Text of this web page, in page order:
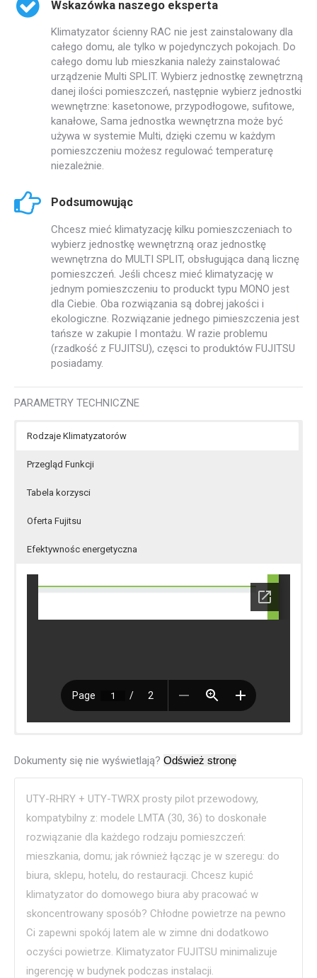
Wskazówka naszego eksperta
Klimatyzator ścienny RAC nie jest zainstalowany dla
całego domu, ale tylko w pojedynczych pokojach. Do
całego domu lub mieszkania należy zainstalować
urządzenie Multi SPLIT. Wybierz jednostkę zewnętrzną
danej ilości pomieszczeń, następnie wybierz jednostki
wewnętrzne: kasetonowe, przypodłogowe, sufitowe,
kanałowe, Sama jednostka wewnętrzna może być
używa w systemie Multi, dzięki czemu w każdym
pomieszczeniu możesz regulować temperaturę
niezależnie.
Podsumowując
Chcesz mieć klimatyzację kilku pomieszczeniach to
wybierz jednostkę wewnętrzną oraz jednostkę
wewnętrzna do MULTI SPLIT, obsługująca daną licznę
pomieszczeń. Jeśli chcesz mieć klimatyzację w
jednym pomieszczeniu to produckt typu MONO jest
dla Ciebie. Oba rozwiązania są dobrej jakości i
ekologiczne. Rozwiązanie jednego pimieszczenia jest
tańsze w zakupie I montażu. W razie problemu
(rzadkość z FUJITSU), częsci to produktów FUJITSU
posiadamy.
PARAMETRY TECHNICZNE
Rodzaje Klimatyzatorów
Przegląd Funkcji
Tabela korzysci
Oferta Fujitsu
Efektywnośc energetyczna
Dokumenty się nie wyświetlają?
UTY-RHRY + UTY-TWRX prosty pilot przewodowy,
kompatybilny z: modele LMTA (30, 36) to doskonałe
rozwiązanie dla każdego rodzaju pomieszczeń:
mieszkania, domu; jak również łącząc je w szeregu: do
biura, sklepu, hotelu, do restauracji. Chcesz kupić
klimatyzator do domowego biura aby pracować w
skoncentrowany sposób? Chłodne powietrze na pewno
Ci zapewni spokój latem ale w zimne dni dodatkowo
oczyści powietrze. Klimatyzator FUJITSU minimalizuje
ingerencję w budynek podczas instalacji.